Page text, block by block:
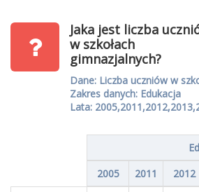
Jaka jest liczba
w szkołach
gimnazjalnych?
Dane: Liczba uczniów w
Zakres danych: Edukacja
Lata:
2005
2011 2012